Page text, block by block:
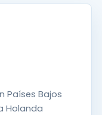
Países Bajos
Holanda